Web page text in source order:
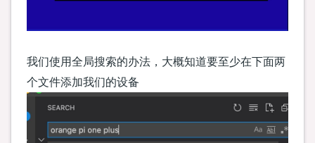
我们使用全局搜索的办法，大概知道要至少在下面两
个文件添加我们的设备